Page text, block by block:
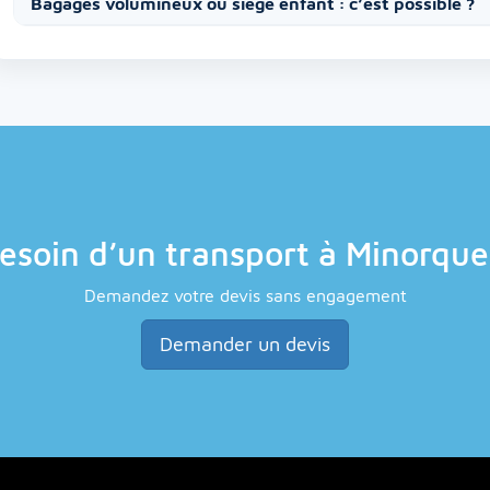
d’un transport à
Demandez votre devis sans engagement
Demander un devis